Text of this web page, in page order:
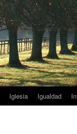
Iglesia Igualdad